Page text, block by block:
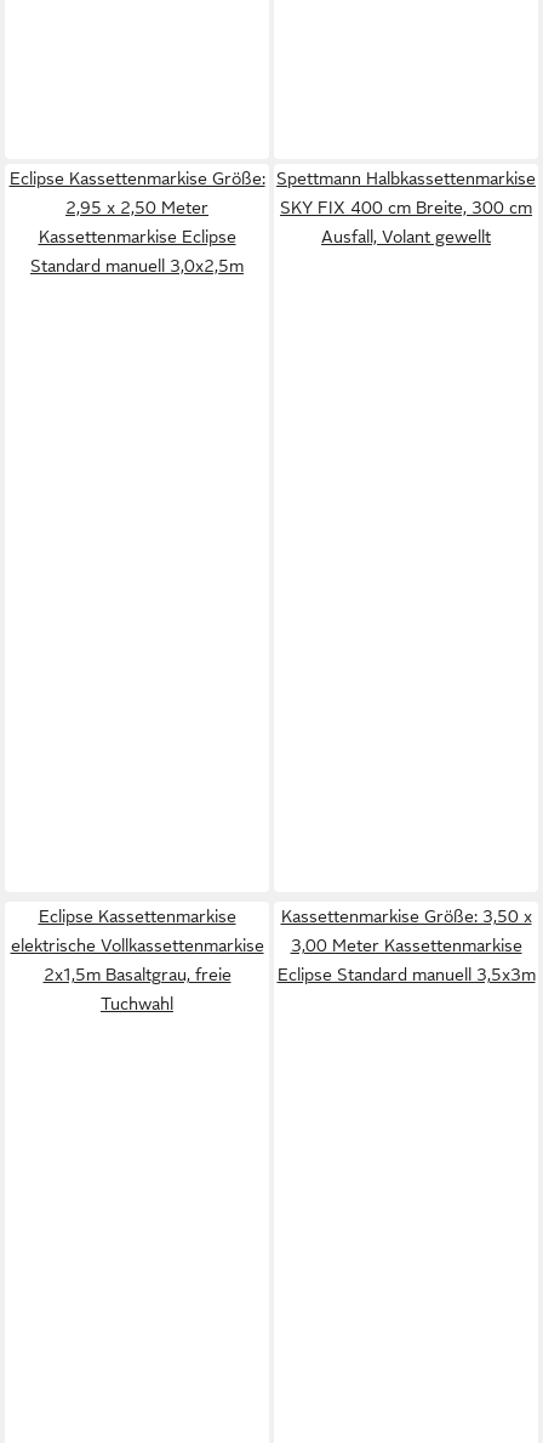
Eclipse Kassettenmarkise Größe:
2,95 x 2,50 Meter
Kassettenmarkise Eclipse
Standard manuell 3,0x2,5m
Spettmann Halbkassettenmarkise
SKY FIX 400 cm Breite, 300 cm
Ausfall, Volant gewellt
Eclipse Kassettenmarkise
elektrische Vollkassettenmarkise
2x1,5m Basaltgrau, freie
Tuchwahl
Kassettenmarkise Größe: 3,50 x
3,00 Meter Kassettenmarkise
Eclipse Standard manuell 3,5x3m